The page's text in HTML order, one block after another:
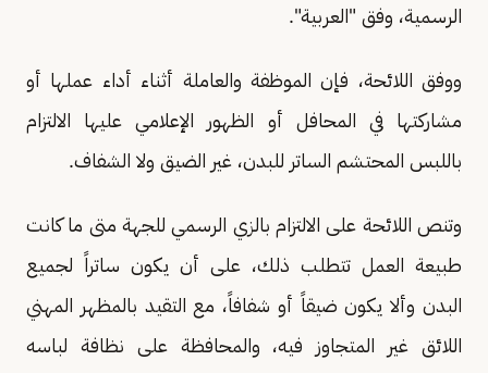
الرسمية، وفق "العربية".
ووفق اللائحة، فإن الموظفة والعاملة أثناء أداء عملها أو
مشاركتها في المحافل أو الظهور الإعلامي عليها الالتزام
باللبس المحتشم الساتر للبدن، غير الضيق ولا الشفاف.
وتنص اللائحة على الالتزام بالزي الرسمي للجهة متى ما كانت
طبيعة العمل تتطلب ذلك، على أن يكون ساتراً لجميع
البدن وألا يكون ضيقاً أو شفافاً، مع التقيد بالمظهر المهني
اللائق غير المتجاوز فيه، والمحافظة على نظافة لباسه